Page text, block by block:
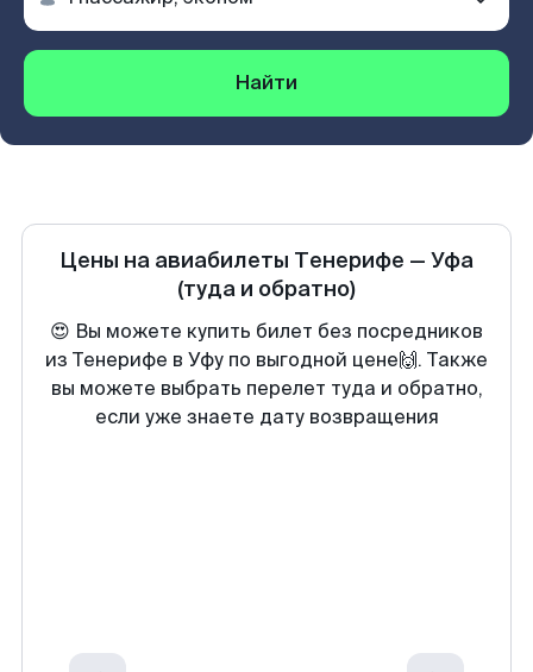
Найти
Цены на авиабилеты Тенерифе — Уфа
(туда и обратно)
😍 Вы можете купить билет без посредников
из Тенерифе в Уфу по выгодной цене🙌. Также
вы можете выбрать перелет туда и обратно,
если уже знаете дату возвращения